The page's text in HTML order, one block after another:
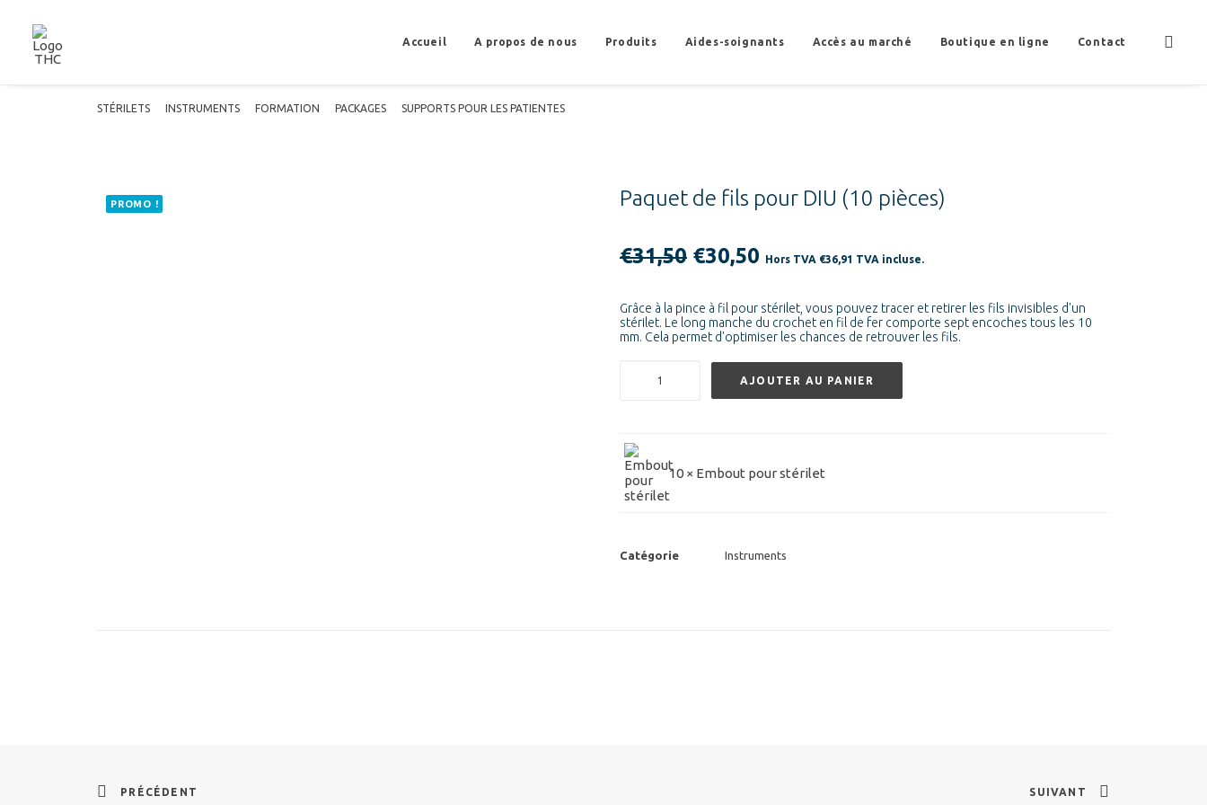
Accueil A propos de nous Produits Aides-soignants Accès au marché Boutique en ligne Contact
STÉRILETS INSTRUMENTS FORMATION PACKAGES SUPPORTS POUR LES PATIENTES
PROMO ! Paquet de fils pour DIU (10 pièces)
€31,50 Le
d'origine
était
€31,50.
€30,50 Le
actuel
est
€30,50.
Hors TVA €36,91 TVA incluse.
Grâce à la pince à fil pour stérilet, vous pouvez tracer et retirer les fils invisibles d'un
stérilet. Le long manche du crochet en fil de fer comporte sept encoches tous les 10
mm. Cela permet d'optimiser les chances de retrouver les fils.
draadjespakker
(10
stuks)
AJOUTER AU PANIER
10 × Embout pour stérilet
Catégorie Instruments
PRÉCÉDENT SUIVANT